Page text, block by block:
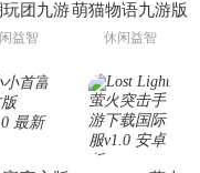
团九游
版益智
萌猫物语九游版
休闲益智